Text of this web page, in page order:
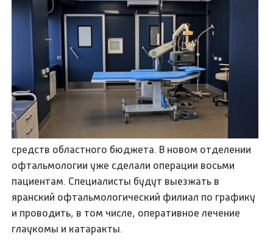
средств областного бюджета. В новом отделении
офтальмологии уже сделали операции восьми
пациентам. Специалисты будут выезжать в
яранский офтальмологический филиал по графику
и проводить, в том числе, оперативное лечение
глаукомы и катаракты.